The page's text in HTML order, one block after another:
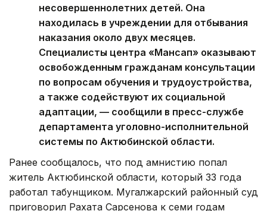
несовершеннолетних детей. Она
находилась в учреждении для отбывания
наказания около двух месяцев.
Специалисты центра «Мансап» оказывают
освобожденным гражданам консультации
по вопросам обучения и трудоустройства,
а также содействуют их социальной
адаптации, — сообщили в пресс-службе
департамента уголовно-исполнительной
системы по Актюбинской области.
Ранее сообщалось, что под амнистию попал
житель Актюбинской области, который 33 года
работал табунщиком. Мугалжарский районный суд
приговорил Рахата Сарсенова к семи годам